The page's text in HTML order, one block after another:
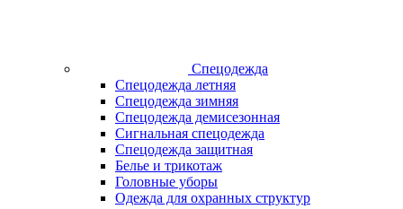
Спецодежда
Спецодежда летняя
Спецодежда зимняя
Спецодежда демисезонная
Сигнальная спецодежда
Спецодежда защитная
Белье и трикотаж
Головные уборы
Одежда для охранных структур